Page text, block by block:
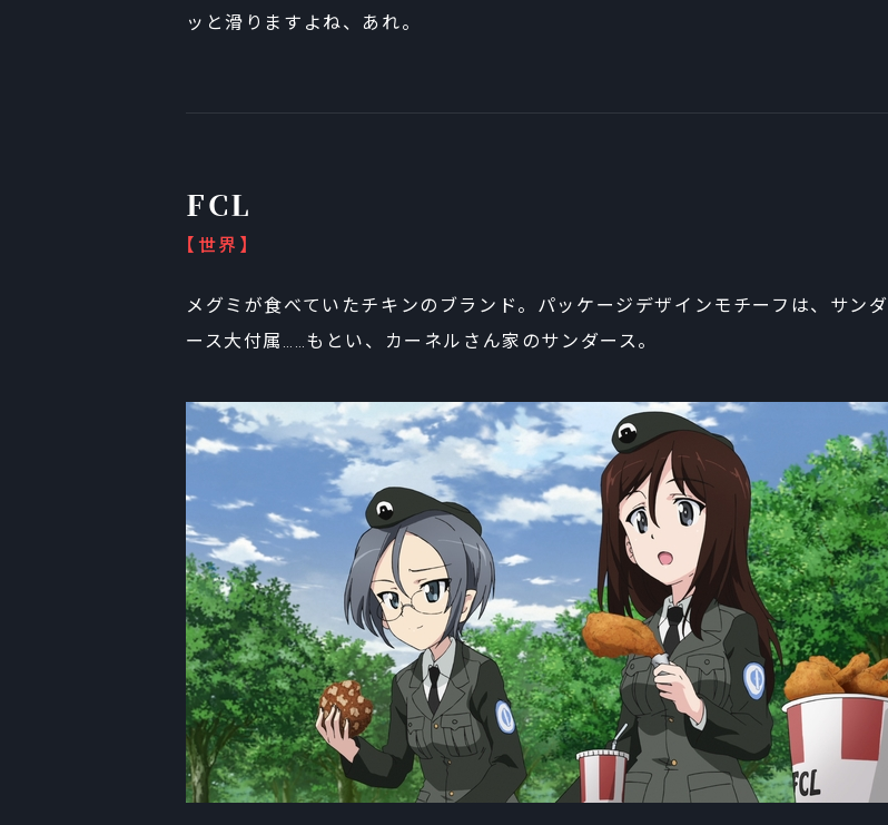
ッと滑りますよね、あれ。
FCL
【世界】
メグミが食べていたチキンのブランド。パッケージデザインモチーフは、サンダ
ース大付属……もとい、カーネルさん家のサンダース。